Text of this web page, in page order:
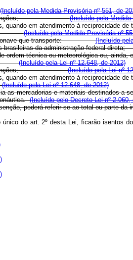
(Incluído pela Medida Provisória nº 551, de
de suas funções;(Incluído pela Medida
quando em atendimento à reciprocidade
(Incluído pela Medida Provisória nº
da aeronave que transporte:(Incluído
brasileiras da administração
de ordem técnica ou meteorológica
(Incluído pela Lei nº 12.648, de 2012)
de suas funções;(Incluído pela Lei nº
quando em atendimento à
(Incluído pela Lei nº 12.648, de 2012)
as mercadorias e materiais destinados
(Incluído pelo Decreto Lei nº 2.060,
poderá referir-se ao total ou parte
único do art. 2º desta Lei, ficarão